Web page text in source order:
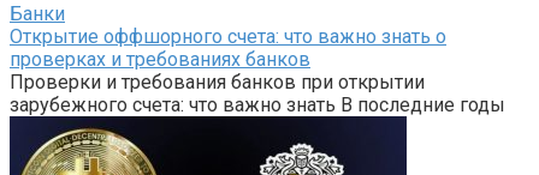
Банки
Открытие оффшорного счета: что важно знать о
проверках и требованиях банков
Проверки и требования банков при открытии
зарубежного счета: что важно знать В последние годы